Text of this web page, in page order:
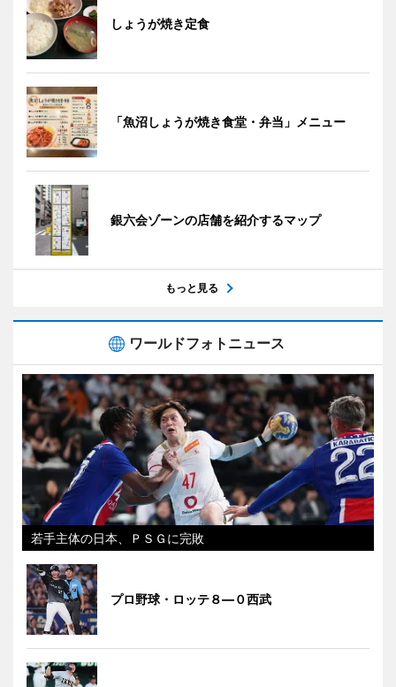
しょうが焼き定食
「魚沼しょうが焼き食堂・弁当」メニュー
銀六会ゾーンの店舗を紹介するマップ
もっと見る
ワールドフォトニュース
若手主体の日本、ＰＳＧに完敗
プロ野球・ロッテ８―０西武